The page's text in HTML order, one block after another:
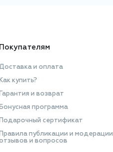
Покупателям
и оплата
Как купить?
Гарантия и возврат
Бонусная программа
Подарочный сертификат
Правила публикации и модерации
и вопросов